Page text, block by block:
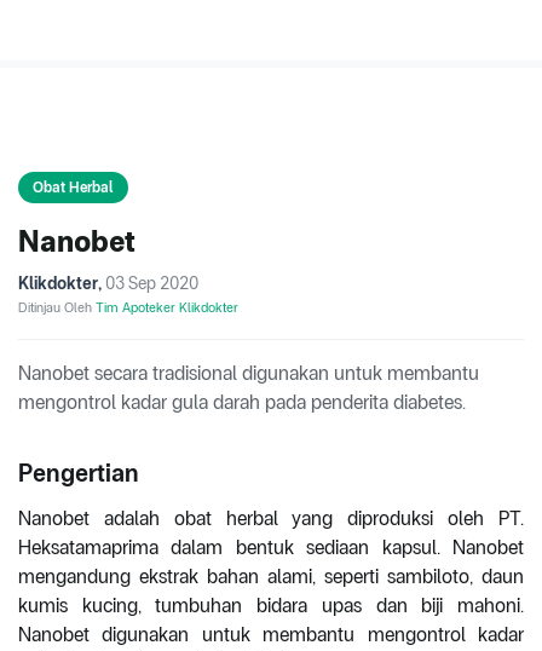
Obat Herbal
Nanobet
Klikdokter, 03 Sep 2020
Ditinjau Oleh Tim Apoteker Klikdokter
Nanobet secara tradisional digunakan untuk membantu
mengontrol kadar gula darah pada penderita diabetes.
Pengertian
Nanobet adalah obat herbal yang diproduksi oleh PT.
Heksatamaprima dalam bentuk sediaan kapsul. Nanobet
mengandung ekstrak bahan alami, seperti sambiloto, daun
kumis kucing, tumbuhan bidara upas dan biji mahoni.
Nanobet digunakan untuk membantu mengontrol kadar